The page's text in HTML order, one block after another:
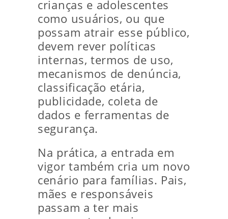
crianças e adolescentes
como usuários, ou que
possam atrair esse público,
devem rever políticas
internas, termos de uso,
mecanismos de denúncia,
classificação etária,
publicidade, coleta de
dados e ferramentas de
segurança.
Na prática, a entrada em
vigor também cria um novo
cenário para famílias. Pais,
mães e responsáveis
passam a ter mais